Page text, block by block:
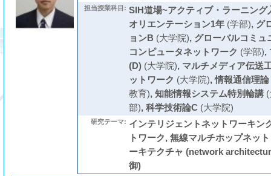
担当授業科目: SIH道場~アクティブ・ラーニング
オリエンテーション1年(学部), グ
ョンB (大学院), グローバルコミュ
コンピュータネットワーク (学部),
(D)(大学院), マルチメディア伝送
ットワーク (大学院),情報通信理論
教育), 知能情報システム特別輪講(
部), 科学技術論C (大学院)
研究テーマ: インテリジェントネットワーキン
トワーク, 無線マルチホップネッ
ーキテクチャ (network
御)